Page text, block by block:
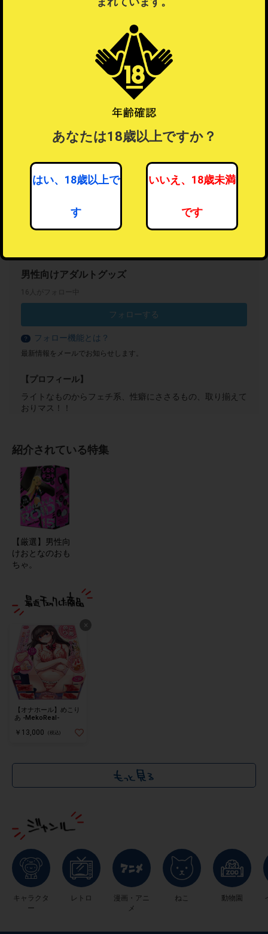
ラッピングするを選択したい場合は注文を分けてご注文ください。
男性向けアダルトグッズ
16人がフォロー中
フォローする
？ フォロー機能とは？
最新情報をメールでお知らせします。
【プロフィール】
ライトなものからフェチ系、性癖にささるもの、取り揃えて
おりマス！！
紹介されている特集
【厳選】男性向
けおとなのおも
ちゃ。
×
【オナホール】めこり
あ -MekoReal-
￥13,000 (税込)
キャラクタ
ー
レトロ
漫画・アニ
メ
ねこ 動物園
あなたは18歳以上ですか？
はい、18歳以上で
す
いいえ、18歳未満
です